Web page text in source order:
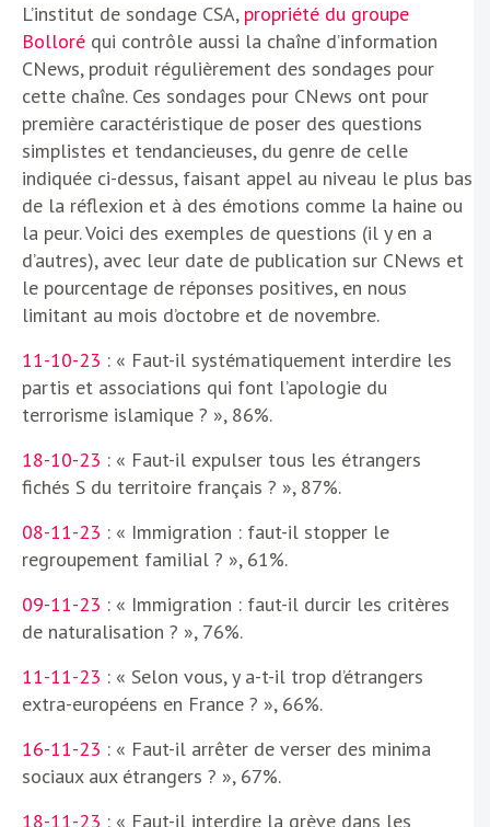
L’institut de sondage CSA, propriété du groupe
Bolloré qui contrôle aussi la chaîne d’information
CNews, produit régulièrement des sondages pour
cette chaîne. Ces sondages pour CNews ont pour
première caractéristique de poser des questions
simplistes et tendancieuses, du genre de celle
indiquée ci-dessus, faisant appel au niveau le plus bas
de la réflexion et à des émotions comme la haine ou
la peur. Voici des exemples de questions (il y en a
d’autres), avec leur date de publication sur CNews et
le pourcentage de réponses positives, en nous
limitant au mois d’octobre et de novembre.
11-10-23 : « Faut-il systématiquement interdire les
partis et associations qui font l’apologie du
terrorisme islamique ? », 86%.
18-10-23 : « Faut-il expulser tous les étrangers
fichés S du territoire français ? », 87%.
08-11-23 : « Immigration : faut-il stopper le
regroupement familial ? », 61%.
09-11-23 : « Immigration : faut-il durcir les critères
de naturalisation ? », 76%.
11-11-23 : « Selon vous, y a-t-il trop d’étrangers
extra-européens en France ? », 66%.
16-11-23 : « Faut-il arrêter de verser des minima
sociaux aux étrangers ? », 67%.
18-11-23 : « Faut-il interdire la grève dans les